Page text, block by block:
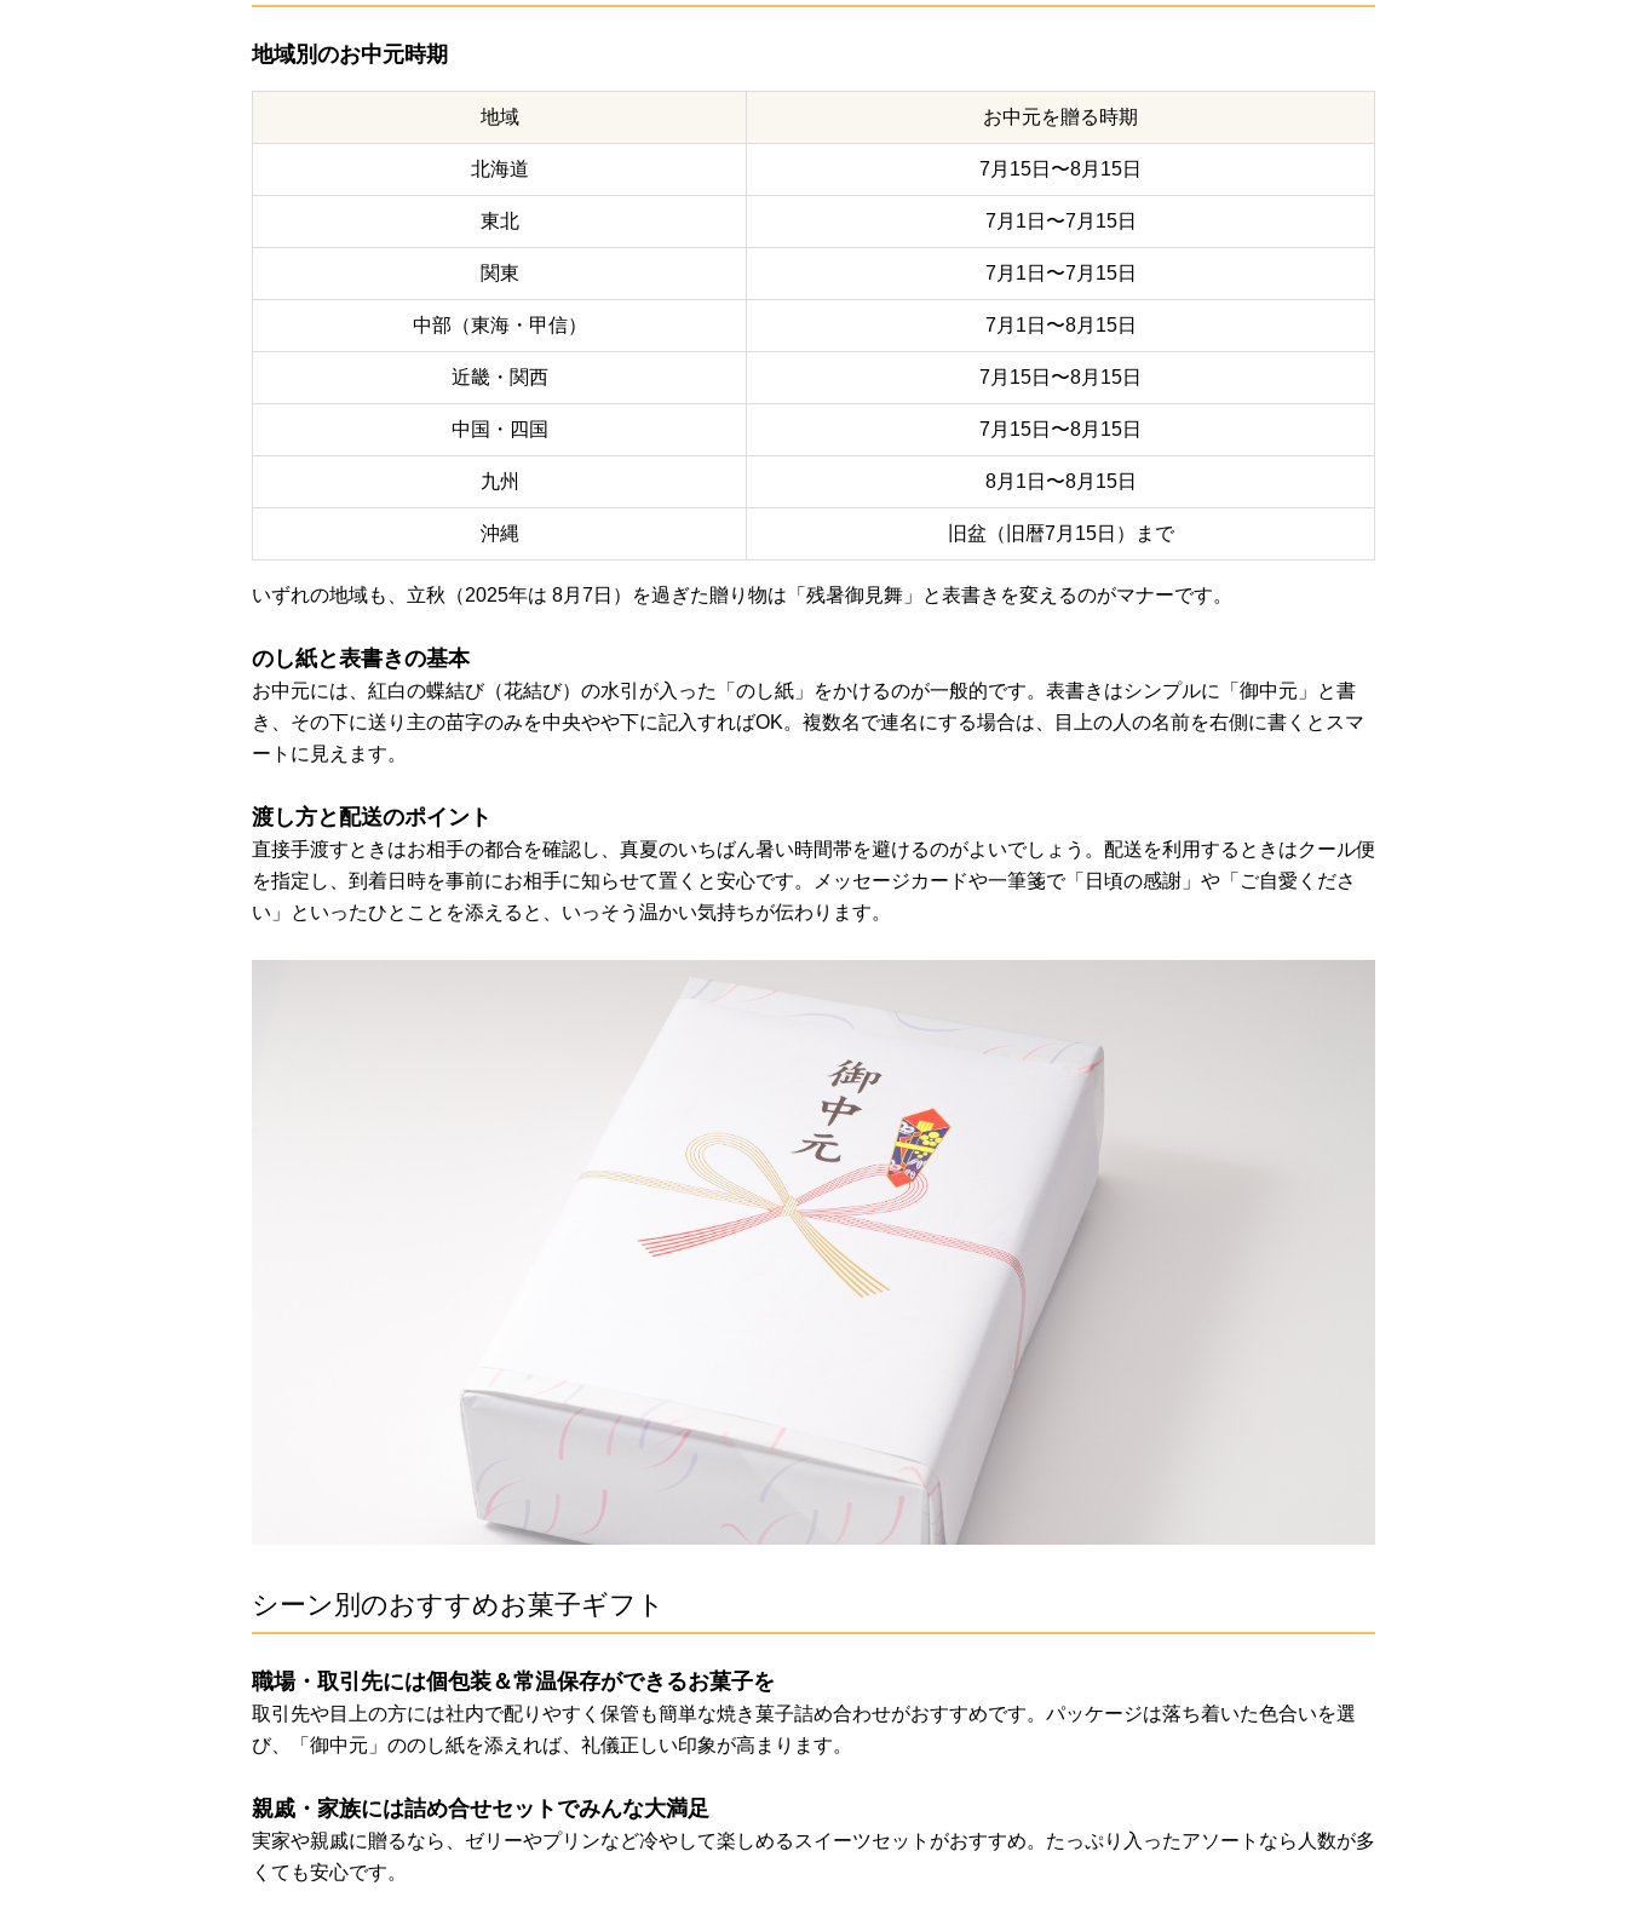
地域別のお中元時期
地域 お中元を贈る時期
北海道 7月15日〜8月15日
東北 7月1日〜7月15日
関東 7月1日〜7月15日
中部（東海・甲信） 7月1日〜8月15日
近畿・関西 7月15日〜8月15日
中国・四国 7月15日〜8月15日
九州 8月1日〜8月15日
沖縄 旧盆（旧暦7月15日）まで
いずれの地域も、立秋（2025年は 8月7日）を過ぎた贈り物は「残暑御見舞」と表書きを変えるのがマナーです。
のし紙と表書きの基本
お中元には、紅白の蝶結び（花結び）の水引が入った「のし紙」をかけるのが一般的です。表書きはシンプルに「御中元」と書
き、その下に送り主の苗字のみを中央やや下に記入すればOK。複数名で連名にする場合は、目上の人の名前を右側に書くとスマ
ートに見えます。
渡し方と配送のポイント
直接手渡すときはお相手の都合を確認し、真夏のいちばん暑い時間帯を避けるのがよいでしょう。配送を利用するときはクール便
を指定し、到着日時を事前にお相手に知らせて置くと安心です。メッセージカードや一筆箋で「日頃の感謝」や「ご自愛くださ
い」といったひとことを添えると、いっそう温かい気持ちが伝わります。
シーン別のおすすめお菓子ギフト
職場・取引先には個包装＆常温保存ができるお菓子を
取引先や目上の方には社内で配りやすく保管も簡単な焼き菓子詰め合わせがおすすめです。パッケージは落ち着いた色合いを選
び、「御中元」ののし紙を添えれば、礼儀正しい印象が高まります。
親戚・家族には詰め合せセットでみんな大満足
実家や親戚に贈るなら、ゼリーやプリンなど冷やして楽しめるスイーツセットがおすすめ。たっぷり入ったアソートなら人数が多
くても安心です。